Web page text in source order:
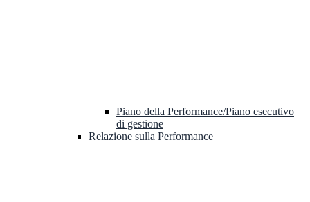
Piano della Performance/Piano esecutivo
di gestione
Relazione sulla Performance